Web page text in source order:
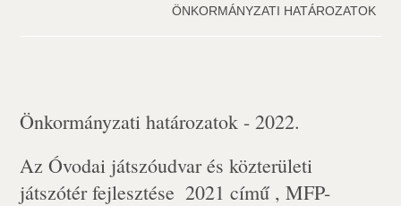
ÖNKORMÁNYZATI HATÁROZATOK
Önkormányzati határozatok - 2022.
Az Óvodai játszóudvar és közterületi
játszótér fejlesztése  2021 című , MFP-